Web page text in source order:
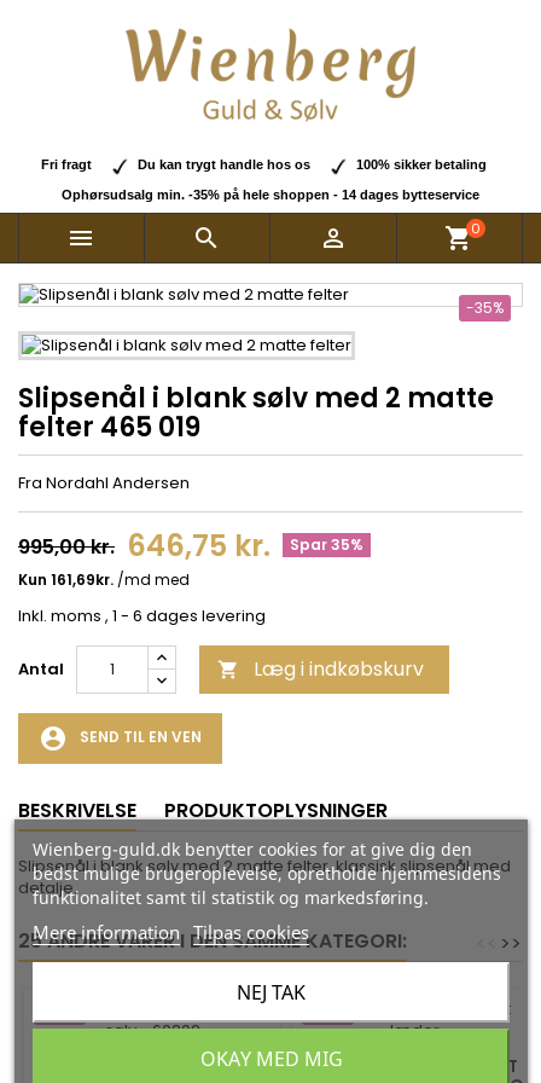
Fri fragt Du kan trygt handle hos os 100% sikker betaling
Ophørsudsalg min. -35% på hele shoppen - 14 dages bytteservice
   shopping_cart0
-35%
Slipsenål i blank sølv med 2 matte
felter 465 019
Fra Nordahl Andersen
995,00 kr. 646,75 kr. Spar 35%
Inkl. moms , 1 - 6 dages levering
Antal  Læg i indkøbskurv
account_circle SEND TIL EN VEN
BESKRIVELSE PRODUKTOPLYSNINGER
Slipsenål i blank sølv med 2 matte felter, klassisk slipsenål med
detalje.
25 ANDRE VARER I DEN SAMME KATEGORI: >>
HALSKÆDE - TWISTET
HERREARMBÅND I SORT
Wienberg-guld.dk benytter cookies for at give dig den
bedst mulige brugeroplevelse, opretholde hjemmesidens
funktionalitet samt til statistik og markedsføring.
Mere information Tilpas cookies
NEJ TAK
OKAY MED MIG